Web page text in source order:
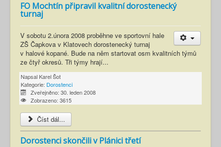
FO Mochtín připravil kvalitní dorostenecký
turnaj
V sobotu 2.února 2008 proběhne ve sportovní hale
ZŠ Čapkova v Klatovech dorostenecký turnaj
v halové kopané. Bude na něm startovat osm kvalitních týmů
ze čtyř okresů. Tři týmy hrají...
Napsal Karel Šot
Kategorie: Dorostenci
Zveřejněno: 30. leden 2008
Zobrazeno: 3615
Číst dál...
Dorostenci skončili v Plánici třetí